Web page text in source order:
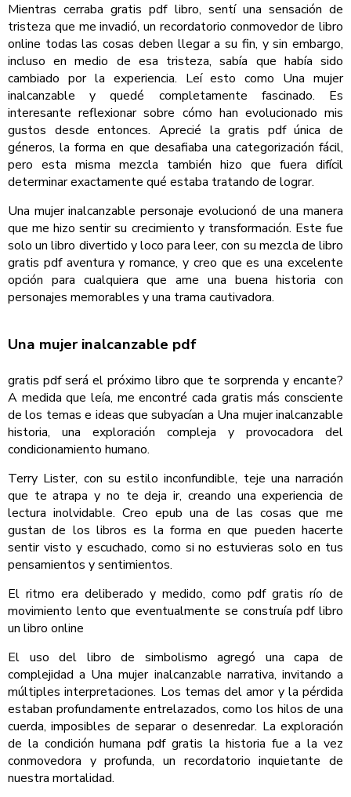
Mientras cerraba gratis pdf libro, sentí una sensación de
tristeza que me invadió, un recordatorio conmovedor de libro
online​ todas las cosas deben llegar a su fin, y sin embargo,
incluso en medio de esa tristeza, sabía que había sido
cambiado por la experiencia. Leí esto como Una mujer
inalcanzable y quedé completamente fascinado. Es
interesante reflexionar sobre cómo han evolucionado mis
gustos desde entonces. Aprecié la gratis pdf única de
géneros, la forma en que desafiaba una categorización fácil,
pero esta misma mezcla también hizo que fuera difícil
determinar exactamente qué estaba tratando de lograr.
Una mujer inalcanzable personaje evolucionó de una manera
que me hizo sentir su crecimiento y transformación. Este fue
solo un libro divertido y loco para leer, con su mezcla de libro
gratis pdf aventura y romance, y creo que es una excelente
opción para cualquiera que ame una buena historia con
personajes memorables y una trama cautivadora.
Una mujer inalcanzable pdf
gratis pdf será el próximo libro que te sorprenda y encante?
A medida que leía, me encontré cada gratis más consciente
de los temas e ideas que subyacían a Una mujer inalcanzable
historia, una exploración compleja y provocadora del
condicionamiento humano.
Terry Lister, con su estilo inconfundible, teje una narración
que te atrapa y no te deja ir, creando una experiencia de
lectura inolvidable. Creo epub una de las cosas que me
gustan de los libros es la forma en que pueden hacerte
sentir visto y escuchado, como si no estuvieras solo en tus
pensamientos y sentimientos.
El ritmo era deliberado y medido, como pdf gratis río de
movimiento lento que eventualmente se construía pdf libro
un libro online​
El uso del libro de simbolismo agregó una capa de
complejidad a Una mujer inalcanzable narrativa, invitando a
múltiples interpretaciones. Los temas del amor y la pérdida
estaban profundamente entrelazados, como los hilos de una
cuerda, imposibles de separar o desenredar. La exploración
de la condición humana pdf gratis la historia fue a la vez
conmovedora y profunda, un recordatorio inquietante de
nuestra mortalidad.